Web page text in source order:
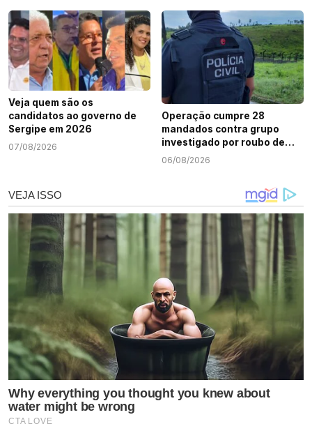
Veja quem são os
candidatos ao governo de
Sergipe em 2026
07/08/2026
Operação cumpre 28
mandados contra grupo
investigado por roubo de
cargas e tráfico de drogas
06/08/2026